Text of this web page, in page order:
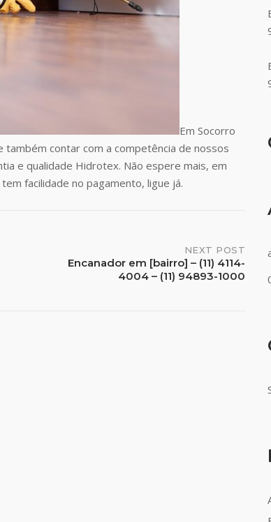
Em Socorro
contar com a competência de nossos
e qualidade Hidrotex. Não espere mais, em
facilidade no pagamento, ligue já.
NEXT POST
Encanador em [bairro] – (11) 4114-
4004 – (11) 94893-1000